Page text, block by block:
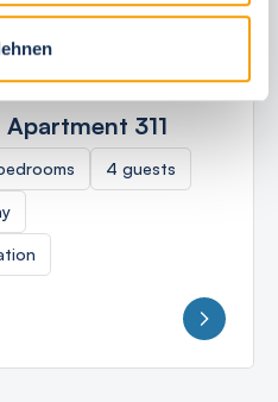
311
4 guests